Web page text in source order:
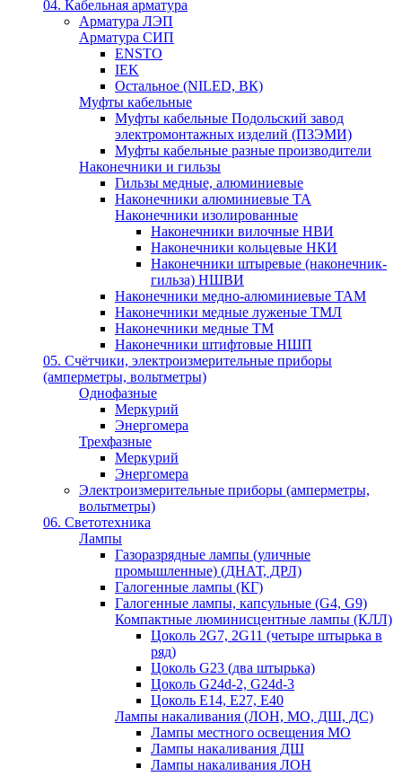
04. Кабельная арматура
Арматура ЛЭП
Арматура СИП
ENSTO
IEK
Остальное (NILED, ВК)
Муфты кабельные
Муфты кабельные Подольский завод
электромонтажных изделий (ПЗЭМИ)
Муфты кабельные разные производители
Наконечники и гильзы
Гильзы медные, алюминиевые
Наконечники алюминиевые ТА
Наконечники изолированные
Наконечники вилочные НВИ
Наконечники кольцевые НКИ
Наконечники штыревые (наконечник-
гильза) НШВИ
Наконечники медно-алюминиевые ТАМ
Наконечники медные луженые ТМЛ
Наконечники медные ТМ
Наконечники штифтовые НШП
05. Счётчики, электроизмерительные приборы
(амперметры, вольтметры)
Однофазные
Меркурий
Энергомера
Трехфазные
Меркурий
Энергомера
Электроизмерительные приборы (амперметры,
вольтметры)
06. Светотехника
Лампы
Газоразрядные лампы (уличные
промышленные) (ДНАТ, ДРЛ)
Галогенные лампы (КГ)
Галогенные лампы, капсульные (G4, G9)
Компактные люминисцентные лампы (КЛЛ)
Цоколь 2G7, 2G11 (четыре штырька в
ряд)
Цоколь G23 (два штырька)
Цоколь G24d-2, G24d-3
Цоколь Е14, Е27, Е40
Лампы накаливания (ЛОН, МО, ДШ, ДС)
Лампы местного освещения МО
Лампы накаливания ДШ
Лампы накаливания ЛОН